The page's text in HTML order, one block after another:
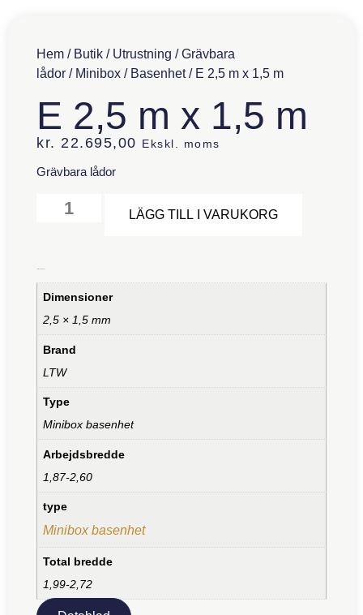
Hem / Butik / Utrustning /Grävbara
lådor / Minibox / Basenhet/ E 2,5 m x 1,5 m
E 2,5 m x 1,5 m
kr. 22.695,00 Ekskl. moms
Grävbara lådor
LÄGG TILL I VARUKORG
Dimensioner
2,5 × 1,5 mm
Brand
LTW
Type
Minibox basenhet
Arbejdsbredde
1,87-2,60
type
Minibox basenhet
Total bredde
1,99-2,72